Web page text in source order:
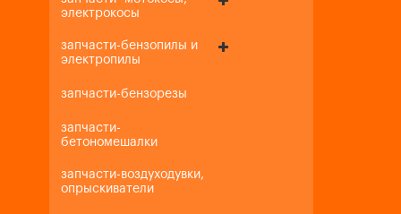
электрокосы
запчасти-бензопилы и
электропилы
запчасти-бензорезы
запчасти-
бетономешалки
запчасти-воздуходувки,
опрыскиватели